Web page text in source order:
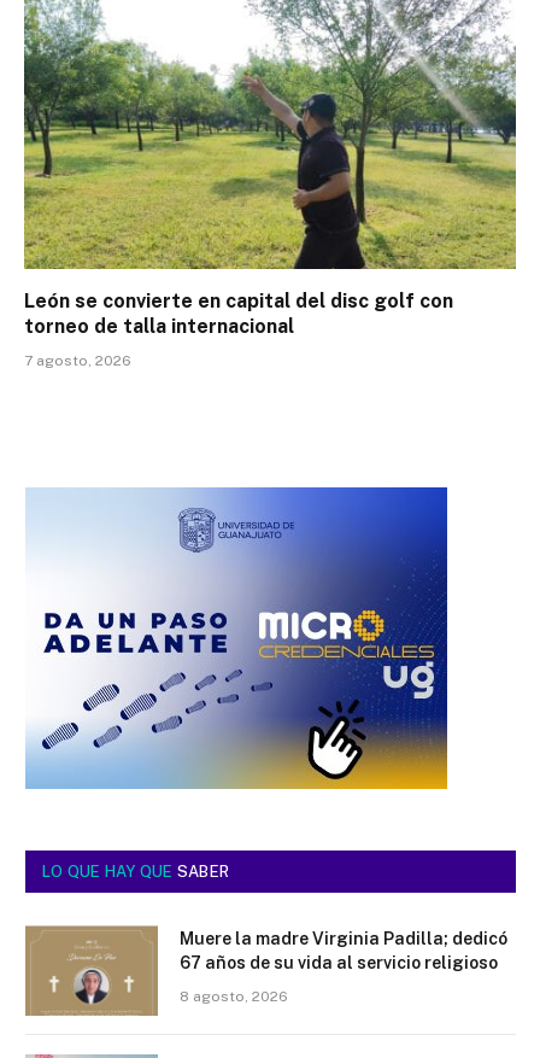
León se convierte en capital del disc golf con
torneo de talla internacional
7 agosto, 2026
LO QUE HAY QUE SABER
Muere la madre Virginia Padilla; dedicó
67 años de su vida al servicio religioso
8 agosto, 2026